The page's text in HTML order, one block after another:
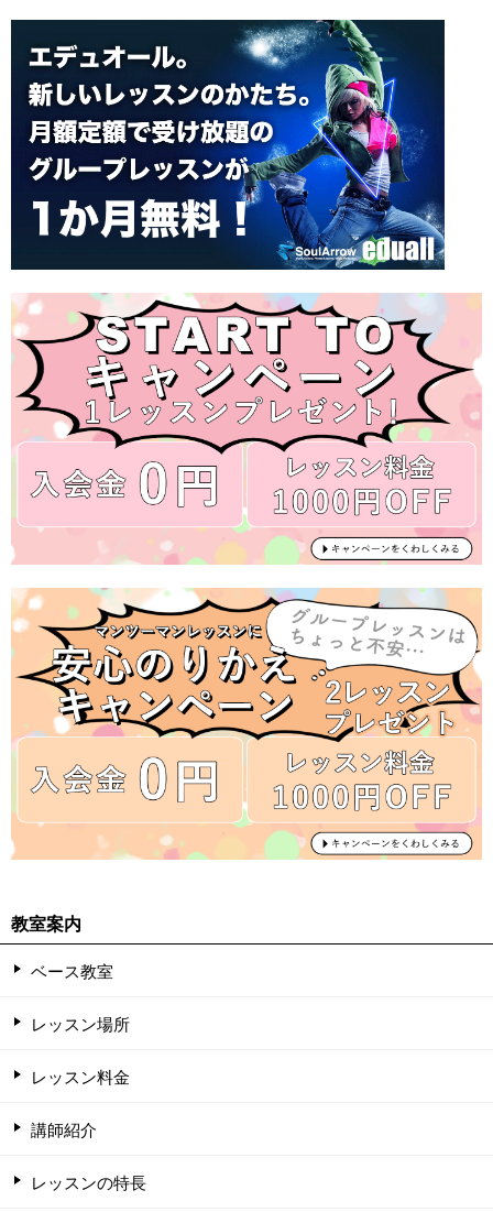
教室案内
ベース教室
レッスン場所
レッスン料金
講師紹介
レッスンの特長